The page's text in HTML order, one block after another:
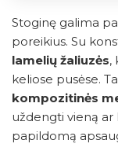
Stoginę galima
poreikius. Su
lamelių žaliuzės,
keliose pusėse.
kompozitinės
uždengti vieną ar
papildomą